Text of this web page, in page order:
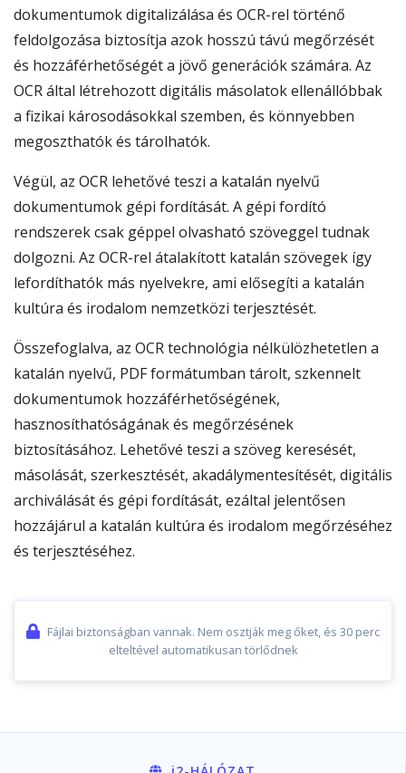
dokumentumok digitalizálása és OCR-rel történő
feldolgozása biztosítja azok hosszú távú megőrzését
és hozzáférhetőségét a jövő generációk számára. Az
OCR által létrehozott digitális másolatok ellenállóbbak
a fizikai károsodásokkal szemben, és könnyebben
megoszthatók és tárolhatók.
Végül, az OCR lehetővé teszi a katalán nyelvű
dokumentumok gépi fordítását. A gépi fordító
rendszerek csak géppel olvasható szöveggel tudnak
dolgozni. Az OCR-rel átalakított katalán szövegek így
lefordíthatók más nyelvekre, ami elősegíti a katalán
kultúra és irodalom nemzetközi terjesztését.
Összefoglalva, az OCR technológia nélkülözhetetlen a
katalán nyelvű, PDF formátumban tárolt, szkennelt
dokumentumok hozzáférhetőségének,
hasznosíthatóságának és megőrzésének
biztosításához. Lehetővé teszi a szöveg keresését,
másolását, szerkesztését, akadálymentesítését, digitális
archiválását és gépi fordítását, ezáltal jelentősen
hozzájárul a katalán kultúra és irodalom megőrzéséhez
és terjesztéséhez.
Fájlai biztonságban vannak. Nem osztják meg őket, és 30 perc
elteltével automatikusan törlődnek